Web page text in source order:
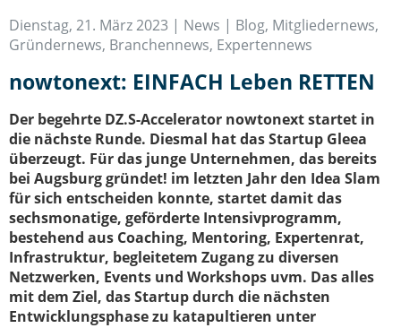
Start-Up Augsburg
Dienstag, 21. März 2023 | News | Blog, Mitgliedernews,
Gründernews, Branchennews, Expertennews
nowtonext: EINFACH Leben RETTEN
Der begehrte DZ.S-Accelerator nowtonext startet in
die nächste Runde. Diesmal hat das Startup Gleea
überzeugt. Für das junge Unternehmen, das bereits
bei Augsburg gründet! im letzten Jahr den Idea Slam
für sich entscheiden konnte, startet damit das
sechsmonatige, geförderte Intensivprogramm,
bestehend aus Coaching, Mentoring, Expertenrat,
Infrastruktur, begleitetem Zugang zu diversen
Netzwerken, Events und Workshops uvm. Das alles
mit dem Ziel, das Startup durch die nächsten
Entwicklungsphase zu katapultieren unter